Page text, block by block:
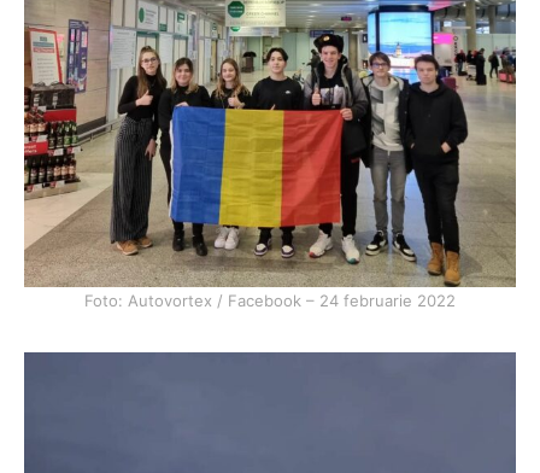
Foto: Autovortex / Facebook – 24 februarie 2022